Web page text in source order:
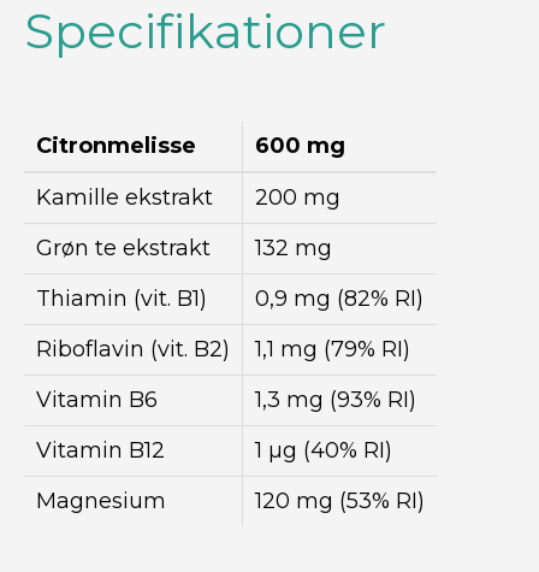
Specifikationer
Citronmelisse
600 mg
Kamille ekstrakt
200 mg
Grøn te ekstrakt
132 mg
Thiamin (vit. B1)
0,9 mg (82% RI)
Riboflavin (vit. B2)
1,1 mg (79% RI)
Vitamin B6
1,3 mg (93% RI)
Vitamin B12
1 µg (40% RI)
Magnesium
120 mg (53% RI)